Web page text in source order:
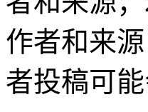
作者和来
者投稿可